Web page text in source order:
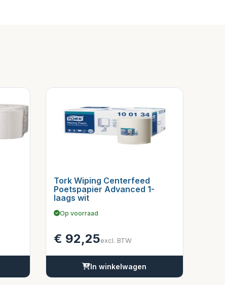
Tork Wiping Centerfeed
Poetspapier Advanced 1-
laags wit
Op voorraad
€ 92,25excl. BTW
In winkelwagen